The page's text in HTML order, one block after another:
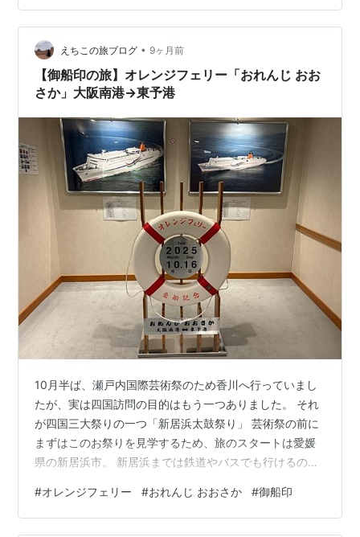
ちます オレンジフェリーは豪華動くホテル♪ 今回の真の
目的地とは？？？ 今治に来たのは。。。 バスでしまなみ
海道サイクリングのスタート地点「今治」へ サイクリン
グの真のス…
えちこの旅ブログ • 9ヶ月前
【御船印の旅】オレンジフェリー「おれんじ おお
さか」大阪南港→東予港
10月半ば、瀬戸内国際芸術祭のため香川へ行っていまし
たが、実は四国訪問の目的はもう一つありました。 それ
が四国三大祭りの一つ「新居浜太鼓祭り」 芸術祭の前に
まずはこのお祭りを見学するため、旅のスタートは愛媛
県の新居浜市。 新居浜までは鉄道やバスでも行けるので
するオレンジフェリーを利用しました。 愛媛と関西を結
ぶ オレンジフェリー「関西航路」 大阪南港フェリーター
#オレンジフェリー #おれんじ おおさか #御船印